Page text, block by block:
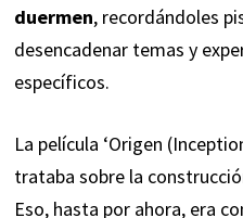
duermen, recordándoles
desencadenar temas y
específicos.
La película ‘Origen
trataba sobre la
Eso, hasta por ahora, era